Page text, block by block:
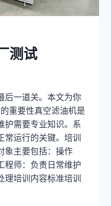
测试
后一道关。本文为你
重要性真空滤油机是
护需要专业知识。系
常运行的关键。培训
象主要包括：操作
程师：负责日常维护
理培训内容标准培训